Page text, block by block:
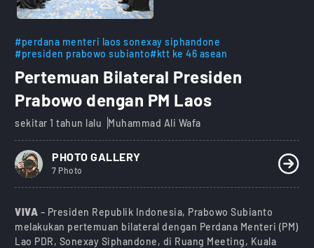
#perdana menteri laos sonexay siphandone
#presiden prabowo subianto#ktt ke 46 asean
Pertemuan Bilateral Presiden
Prabowo dengan PM Laos
sekitar 1 tahun lalu Muhammad Ali Wafa
PHOTO GALLERY
7 Photo
VIVA – Presiden Republik Indonesia, Prabowo Subianto
melakukan pertemuan bilateral dengan Perdana Menteri (PM)
Lao PDR, Sonexay Siphandone, di Ruang Meeting, Kuala